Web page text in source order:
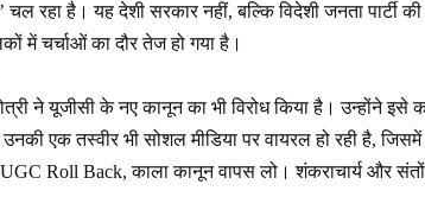
रहा है। यह देशी सरकार नहीं, बल्कि विदेशी जनता पार्टी
में चर्चाओं का दौर तेज हो गया है।
ने यूजीसी के नए कानून का भी विरोध किया है। उन्होंने इसे
एक तस्वीर भी सोशल मीडिया पर वायरल हो रही है,
Roll Back, काला कानून वापस लो। शंकराचार्य और